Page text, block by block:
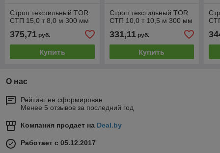
Строп текстильный TOR
СТП 15,0 т 8,0 м 300 мм
375,71 руб.
Купить
Строп текстильный TOR
СТП 10,0 т 10,5 м 300 мм
331,11руб.
Купить
О нас
Рейтинг не сформирован
Менее 5 отзывов за последний год
Компания продает на Deal.by
Работает с 05.12.2017